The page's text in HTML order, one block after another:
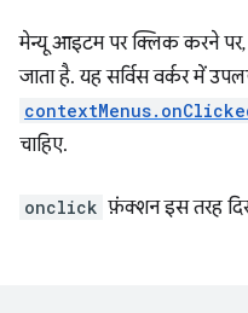
मेन्यू आइटम पर क्लिक करने
जाता है. यह सर्विस वर्कर में
चाहिए.
onclick फ़ंक्शन इस तरह